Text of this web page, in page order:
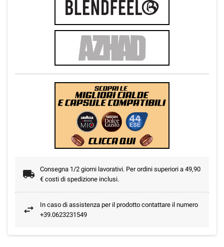
Consegna 1/2 giorni lavorativi. Per ordini superiori a 49,90
€ costi di spedizione inclusi.
In caso di assistenza per il prodotto contattare il numero
+39.0623231549